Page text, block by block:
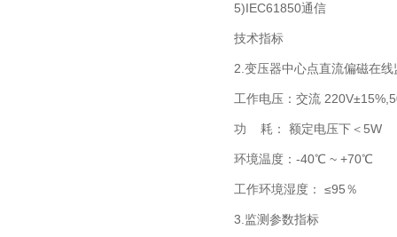
5)IEC61850通信
技术指标
2.变压器中心点直流偏磁在
工作电压：交流
功 耗： 额定电压下＜5W
环境温度：-40℃ ~ +70℃
工作环境湿度： ≤95％
3.监测参数指标